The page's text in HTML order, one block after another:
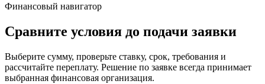
Финансовый навигатор
Сравните условия до подачи заявки
Выберите сумму, проверьте ставку, срок, требования и
рассчитайте переплату. Решение по заявке всегда принимает
выбранная финансовая организация.